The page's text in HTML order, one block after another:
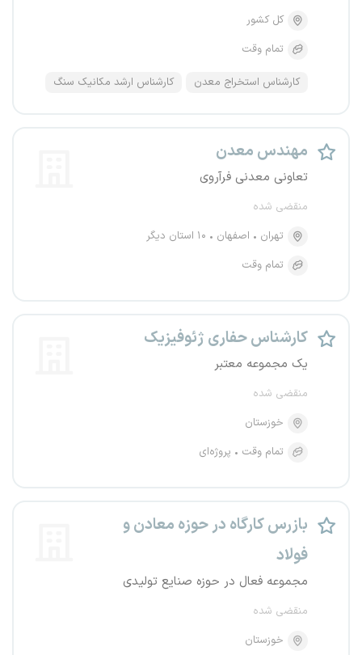
کل کشور
تمام وقت
کارشناس استخراج معدن کارشناس ارشد مکانیک سنگ
مهندس معدن
تعاونی معدنی فرآروی
منقضی شده
تهران
اصفهان
۱۰ استان دیگر
تمام وقت
کارشناس حفاری ژئوفیزیک
یک مجموعه معتبر
منقضی شده
خوزستان
تمام وقت
پروژه‌ای
بازرس کارگاه در حوزه معادن و
فولاد
مجموعه فعال در حوزه صنایع تولیدی
منقضی شده
خوزستان